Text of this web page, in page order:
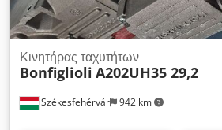
Székesfehérvár 942 km
Κινητήρας ταχυτήτων
Bonfiglioli A202UH35 29,2